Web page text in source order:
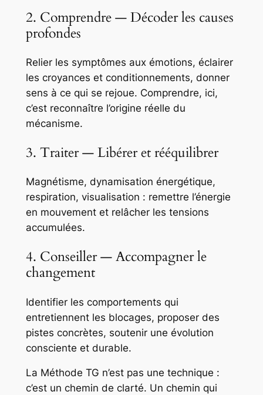
2. Comprendre — Décoder les causes
profondes
Relier les symptômes aux émotions, éclairer
les croyances et conditionnements, donner
sens à ce qui se rejoue. Comprendre, ici,
c’est reconnaître l’origine réelle du
mécanisme.
3. Traiter — Libérer et rééquilibrer
Magnétisme, dynamisation énergétique,
respiration, visualisation : remettre l’énergie
en mouvement et relâcher les tensions
accumulées.
4. Conseiller — Accompagner le
changement
Identifier les comportements qui
entretiennent les blocages, proposer des
pistes concrètes, soutenir une évolution
consciente et durable.
La Méthode TG n’est pas une technique :
c’est un chemin de clarté. Un chemin qui